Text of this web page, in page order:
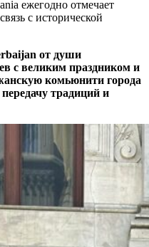
ежегодно отмечает
с исторической
от души
с великим праздником и
комьюнити города
традиций и